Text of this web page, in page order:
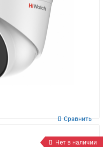
Сравнить
Нет в наличии